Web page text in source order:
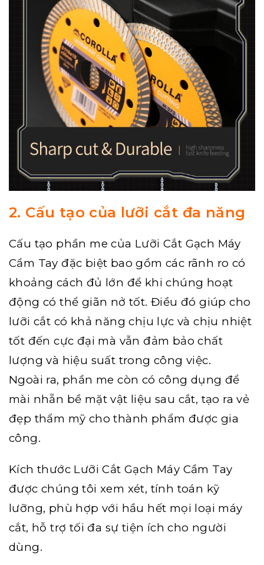
2. Cấu tạo của lưỡi cắt đa năng
Cấu tạo phần me của Lưỡi Cắt Gạch Máy
Cầm Tay đặc biệt bao gồm các rãnh ro có
khoảng cách đủ lớn để khi chúng hoạt
động có thể giãn nở tốt. Điều đó giúp cho
lưỡi cắt có khả năng chịu lực và chịu nhiệt
tốt đến cực đại mà vẫn đảm bảo chất
lượng và hiệu suất trong công việc.
Ngoài ra, phần me còn có công dụng để
mài nhẵn bề mặt vật liệu sau cắt, tạo ra vẻ
đẹp thẩm mỹ cho thành phẩm được gia
công.
Kích thước Lưỡi Cắt Gạch Máy Cầm Tay
được chúng tôi xem xét, tính toán kỹ
lưỡng, phù hợp với hầu hết mọi loại máy
cắt, hỗ trợ tối đa sự tiện ích cho người
dùng.